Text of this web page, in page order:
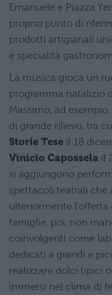
Emanuele e Piazza
proprio punto di
prodotti artigianali
e specialità
La musica gioca un
programma natalizio
Massimo, ad
di grande rilievo, tra
Storie Tese il 18
Vinicio Capossela il
si aggiungono
spettacoli teatrali che
ulteriormente l’offerta
famiglie, poi, non
coinvolgenti come
dedicati a grandi e
realizzare dolci tipici
immersi nel clima di